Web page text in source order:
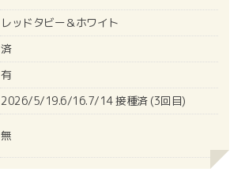
レッドタビー＆ホワイト
済
有
2026/5/19.6/16.7/14 接種済 (3回目)
無